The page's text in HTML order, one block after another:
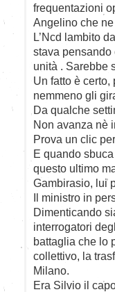
frequentazioni
Angelino che
L’Ncd lambito
stava pensando
unità . Sarebbe
Un fatto è certo,
nemmeno gli
Da qualche
Non avanza nè
Prova un clic
E quando
questo ultimo
Gambirasio, lui
Il ministro in
Dimenticando
interrogatori
battaglia che lo
collettivo, la
Milano.
Era Silvio il